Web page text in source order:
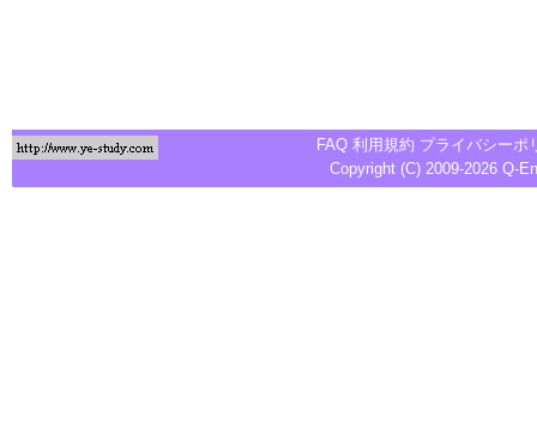
FAQ 利用規約 プライバシーポ
Copyright (C) 2009-2026 Q-